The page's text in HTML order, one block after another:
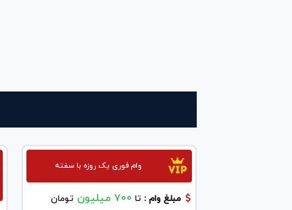
وام فوری یک روزه با سفته
مبلغ وام : تا 700 میلیون تومان